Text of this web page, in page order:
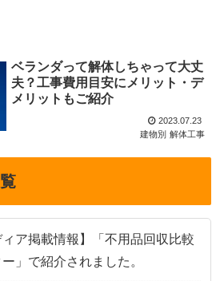
ベランダって解体しちゃって大丈
夫？工事費用目安にメリット・デ
メリットもご紹介
2023.07.23
建物別 解体工事
ィア掲載情報】「不用品回収比較
」で紹介されました。